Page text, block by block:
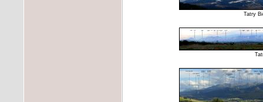
Tatry